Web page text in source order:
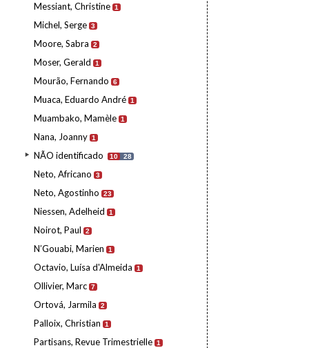
Messiant, Christine 1
Michel, Serge 3
Moore, Sabra 2
Moser, Gerald 1
Mourão, Fernando 6
Muaca, Eduardo André 1
Muambako, Mamèle 1
Nana, Joanny 1
NÃO identificado 10 28
Neto, Africano 3
Neto, Agostinho 23
Niessen, Adelheid 1
Noirot, Paul 2
N’Gouabi, Marien 1
Octavio, Luísa d'Almeida 1
Ollivier, Marc 7
Ortová, Jarmila 2
Palloix, Christian 1
Partisans, Revue Trimestrielle 1